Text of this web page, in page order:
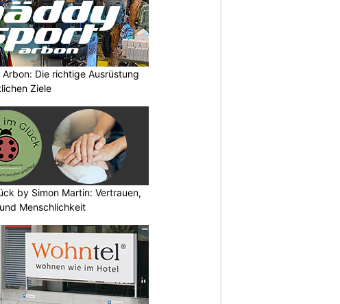
Die richtige Ausrüstung
Ziele
by Simon Martin: Vertrauen,
Menschlichkeit